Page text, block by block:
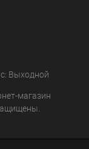
Выходной
магазин